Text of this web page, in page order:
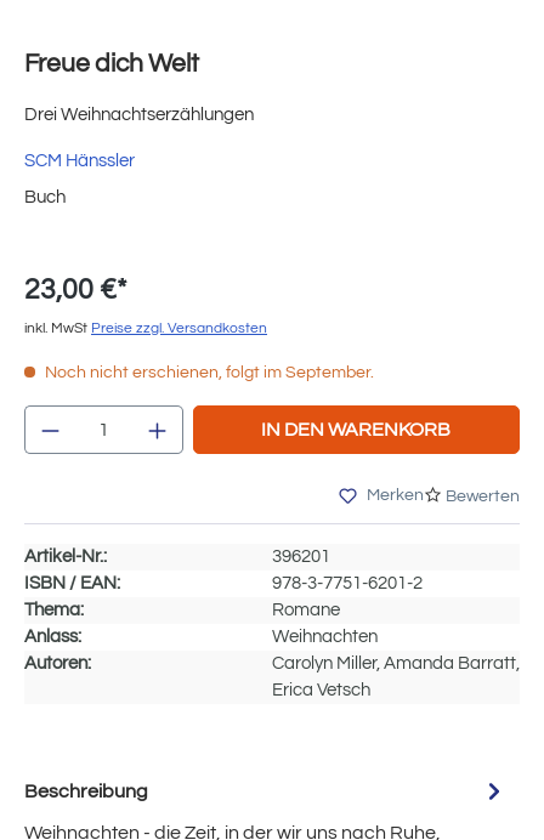
Freue dich Welt
Drei Weihnachtserzählungen
SCM Hänssler
Buch
23,00 €*
inkl. MwSt Preise zzgl. Versandkosten
Noch nicht erschienen, folgt im September.
Produkt Anzahl: Gib den gewünschten
IN DEN WARENKORB
Merken Bewerten
Artikel-Nr.:
396201
ISBN / EAN:
978-3-7751-6201-2
Thema:
Romane
Anlass:
Weihnachten
Autoren:
Carolyn Miller, Amanda Barratt,
Erica Vetsch
Beschreibung
Weihnachten - die Zeit, in der wir uns nach Ruhe,